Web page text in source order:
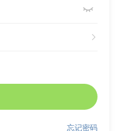


忘记密码